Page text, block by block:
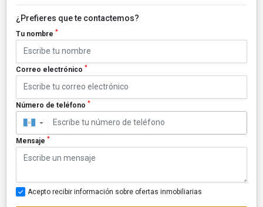
¿Prefieres que te contactemos?
Tu nombre *
Correo electrónico *
Número de teléfono *
▼
Mensaje *
Acepto recibir información sobre ofertas inmobiliarias